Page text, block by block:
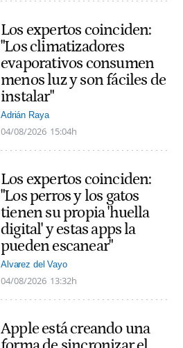
Los expertos coinciden:
"Los climatizadores
evaporativos consumen
menos luz y son fáciles de
instalar"
Adrián Raya
04/08/2026 15:04h
Los expertos coinciden:
"Los perros y los gatos
tienen su propia 'huella
digital' y estas apps la
pueden escanear"
Alvarez del Vayo
04/08/2026 13:32h
Apple está creando una